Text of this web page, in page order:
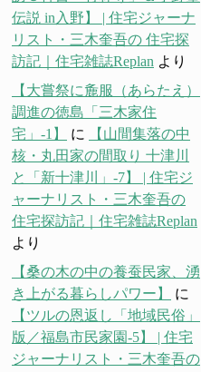
伝説 in入野】 | 住宅ジャーナ
リスト・三木奎吾の 住宅探
訪記｜住宅雑誌Replan より
【大嘗祭に麁服（あらたえ）
調進の徳島「三木家住
宅」-1】
に
【山間集落の中
核・丸田家の間取り 十津川
と「新十津川」-7】 | 住宅ジ
ャーナリスト・三木奎吾の
住宅探訪記｜住宅雑誌Replan
より
【桑の木の中の養蚕民家、湧
き上がる暮らしパワー】
に
【ツルの恩返し「地域民俗」
版／福島市民家園-5】 | 住宅
ジャーナリスト・三木奎吾の